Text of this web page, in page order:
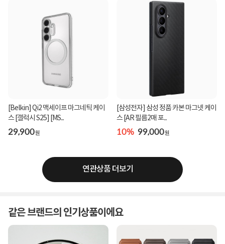
[Belkin] Qi2 맥세이프 마그네틱 케이
스 [갤럭시 S25] [MS...
29,900원
[삼성전자] 삼성 정품 카본 마그넷 케이
스 [AR 필름2매 포...
10% 99,000원
연관상품 더보기
같은 브랜드의 인기상품이에요